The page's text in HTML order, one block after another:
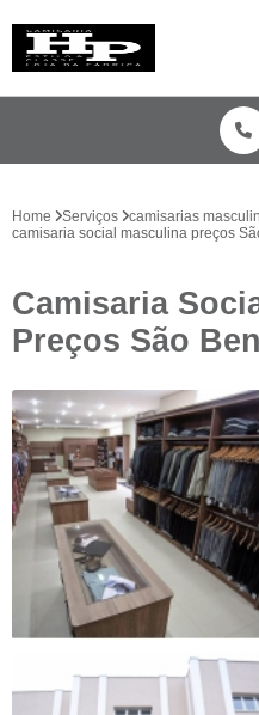
Home Serviços camisarias
camisaria social masculina preços
Camisaria
Preços São